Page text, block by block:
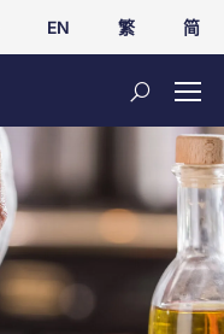
EN 繁 简